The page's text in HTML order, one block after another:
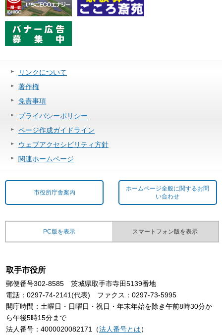
リンクについて
著作権
免責事項
プライバシーポリシー
ページ作成ガイドライン
ウェブアクセシビリティ方針
関連ホームページ
市役所庁舎案内
ホームページ全般に関するお問
い合わせ
PC版を表示 スマートフォン版を表示
取手市役所
郵便番号302-8585 茨城県取手市寺田5139番地
電話：0297-74-2141(代表) ファクス：0297-73-5995
開庁時間：土曜日・日曜日・祝日・年末年始を除き午前8時30分か
ら午後5時15分まで
法人番号：4000020082171（法人番号とは）